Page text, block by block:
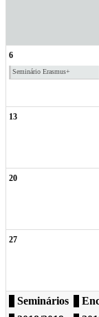
6
Seminário Erasmus+
13
20
27
Seminários